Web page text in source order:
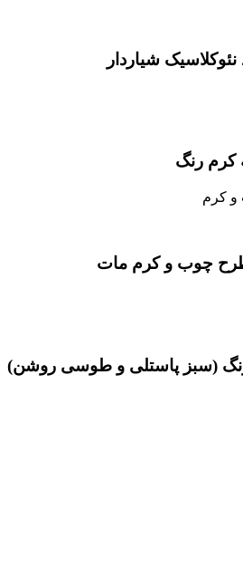
شیاردار
کرم رنگ
چوب و کرم مات
رنگ (سبز پاستلی و طوسی روشن)